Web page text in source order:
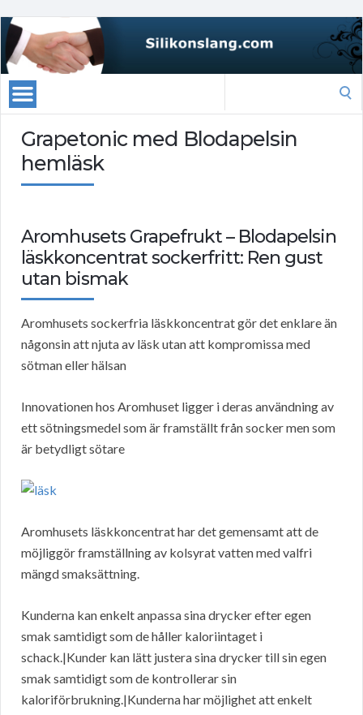
Grapetonic med Blodapelsin
hemläsk
Aromhusets Grapefrukt – Blodapelsin
läskkoncentrat sockerfritt: Ren gust
utan bismak
Aromhusets sockerfria läskkoncentrat gör det enklare än
någonsin att njuta av läsk utan att kompromissa med
sötman eller hälsan
Innovationen hos Aromhuset ligger i deras användning av
ett sötningsmedel som är framställt från socker men som
är betydligt sötare
Aromhusets läskkoncentrat har det gemensamt att de
möjliggör framställning av kolsyrat vatten med valfri
mängd smaksättning.
Kunderna kan enkelt anpassa sina drycker efter egen
smak samtidigt som de håller kaloriintaget i
schack.|Kunder kan lätt justera sina drycker till sin egen
smak samtidigt som de kontrollerar sin
kaloriförbrukning.|Kunderna har möjlighet att enkelt